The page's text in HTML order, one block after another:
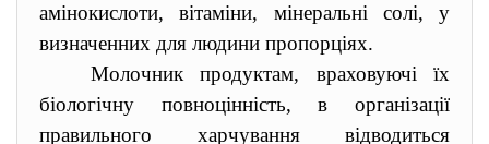
амінокислоти, вітаміни, мінеральні солі, у
визначенних для людини пропорціях.
Молочник продуктам, враховуючі їх
біологічну повноцінність, в організації
правильного харчування відводиться